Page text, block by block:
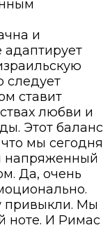
и
адаптирует
следует
ставит
любви и
Этот баланс
мы сегодня
напряженный
Да, очень
привыкли. Мы
ноте. И Римас